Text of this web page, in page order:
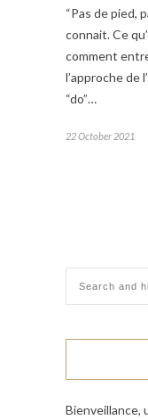
“Pas de pied,
connait. Ce
comment
l’approche de
“do”…
22 October 2021
Bienveillance,